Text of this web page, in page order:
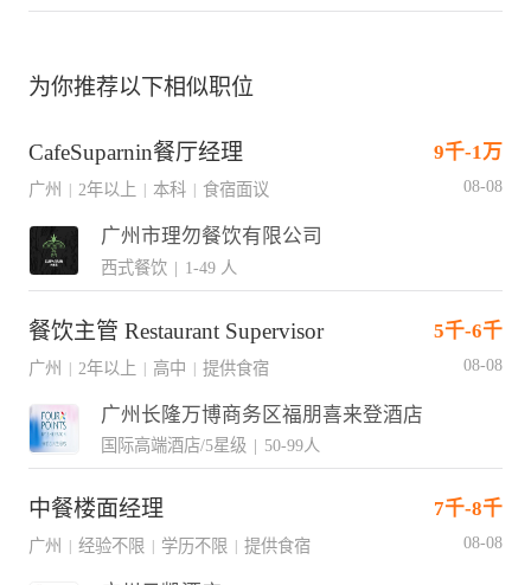
为你推荐以下相似职位
CafeSuparnin餐厅经理 9千-1万
广州 2年以上 本科 食宿面议 08-08
广州市理勿餐饮有限公司
西式餐饮 | 1-49 人
餐饮主管 Restaurant Supervisor 5千-6千
广州 | 2年以上 | 高中 | 提供食宿 08-08
广州长隆万博商务区福朋喜来登酒店
国际高端酒店/5星级 | 50-99人
中餐楼面经理 7千-8千
广州 经验不限 学历不限 提供食宿 08-08